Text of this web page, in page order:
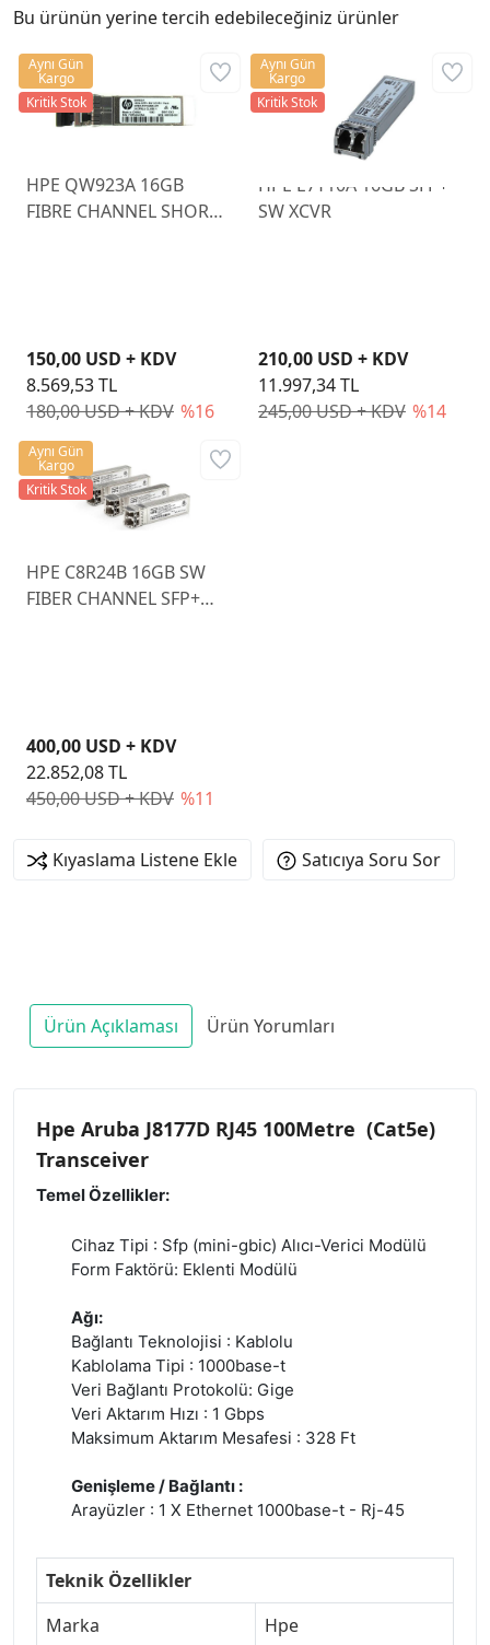
Bu ürünün yerine tercih edebileceğiniz ürünler
HPE QW923A 16GB
FIBRE CHANNEL SHORT
180,00 USD + KDV %16
150,00 USD + KDV
8.569,53 TL
Aynı Gün
Kargo
Kritik Stok
HPE E7Y10A 16GB SFP+
SW XCVR
245,00 USD + KDV %14
210,00 USD + KDV
11.997,34 TL
Aynı Gün
Kargo
Kritik Stok
HPE C8R24B 16GB SW
FIBER CHANNEL SFP+
450,00 USD + KDV %11
400,00 USD + KDV
22.852,08 TL
Aynı Gün
Kargo
Kritik Stok
Kıyaslama Listene Ekle Satıcıya Soru Sor
Ürün Açıklaması Ürün Yorumları
Hpe Aruba J8177D RJ45 100Metre (Cat5e)
Transceiver
Temel Özellikler:
Cihaz Tipi : Sfp (mini-gbic) Alıcı-Verici Modülü
Form Faktörü: Eklenti Modülü
Ağı:
Bağlantı Teknolojisi : Kablolu
Kablolama Tipi : 1000base-t
Veri Bağlantı Protokolü: Gige
Veri Aktarım Hızı : 1 Gbps
Maksimum Aktarım Mesafesi : 328 Ft
Genişleme / Bağlantı :
Arayüzler : 1 X Ethernet 1000base-t - Rj-45
Teknik Özellikler
Marka
Hpe